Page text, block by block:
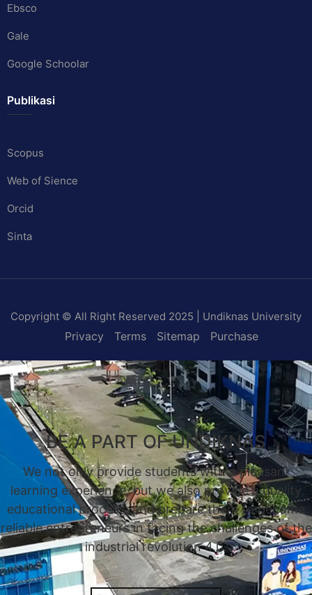
Ebsco
Gale
Google Schoolar
Publikasi
Scopus
Web of Sience
Orcid
Sinta
Copyright © All Right Reserved 2025 | Undiknas University
Privacy Terms Sitemap Purchase
BE A PART OF UNDIKNAS
We not only provide students with a pleasant
learning experience, but we also provide a quality
educational process, and prepare them to become
reliable entrepreneurs in facing the challenges of the
industrial revolution 4.0.